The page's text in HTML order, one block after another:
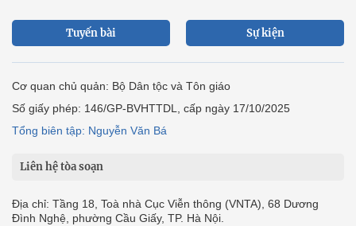
Tuyến bài Sự kiện
Cơ quan chủ quản: Bộ Dân tộc và Tôn giáo
Số giấy phép: 146/GP-BVHTTDL, cấp ngày 17/10/2025
Tổng biên tập: Nguyễn Văn Bá
Liên hệ tòa soạn
Địa chỉ: Tầng 18, Toà nhà Cục Viễn thông (VNTA), 68 Dương
Đình Nghệ, phường Cầu Giấy, TP. Hà Nội.